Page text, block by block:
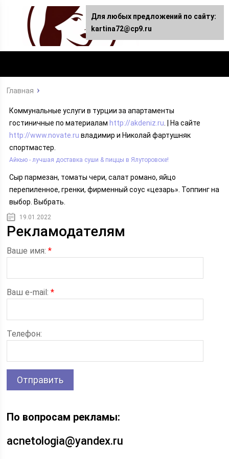
Главная
Коммунальные услуги в турции за апартаменты
гостиничные по материалам http://akdeniz.ru . | На сайте
http://www.novate.ru владимир и Николай фартушняк
спортмастер.
Айкью - лучшая доставка суши & пиццы в Ялуторовске!
Сыр пармезан, томаты чери, салат романо, яйцо
перепиленное, гренки, фирменный соус «цезарь». Топпинг на
выбор. Выбрать.
19.01.2022
Рекламодателям
Ваше имя:*
Ваш e-mail:*
Телефон:
По вопросам рекламы:
acnetologia@yandex.ru
Для любых предложений по сайту:
kartina72@cp9.ru